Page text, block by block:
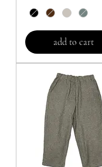
add to cart